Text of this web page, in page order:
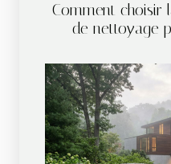
Comment choisir
de nettoyage